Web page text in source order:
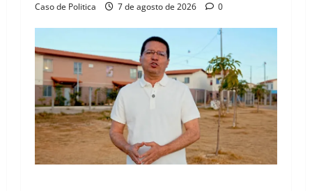
Caso de Politica 7 de agosto de 2026 0